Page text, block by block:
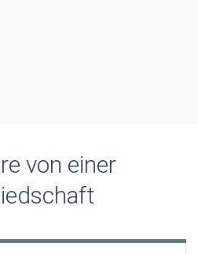
von einer